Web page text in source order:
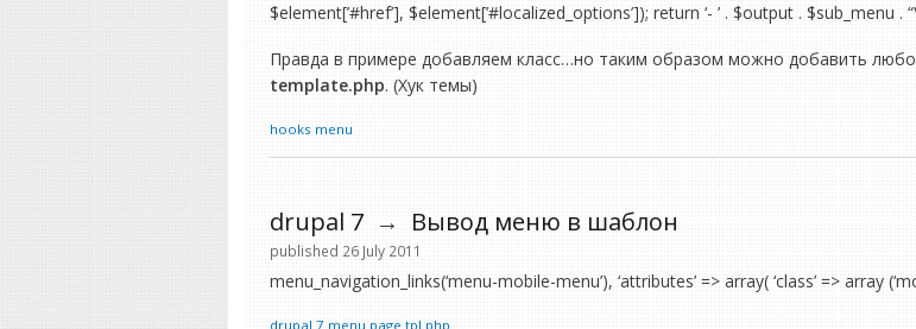
$element[’#href’], $element[’#localized_options’]); return ‘- ’ . $output . $sub_menu .
Правда в примере добавляем класс…но таким образом можно добавить
template.php. (Хук темы)
hooks menu
drupal 7→Вывод меню в шаблон
published 26 July 2011
menu_navigation_links(‘menu-mobile-menu’), ‘attributes’ => array( ‘class’ => array
drupal 7 menu page.tpl.php